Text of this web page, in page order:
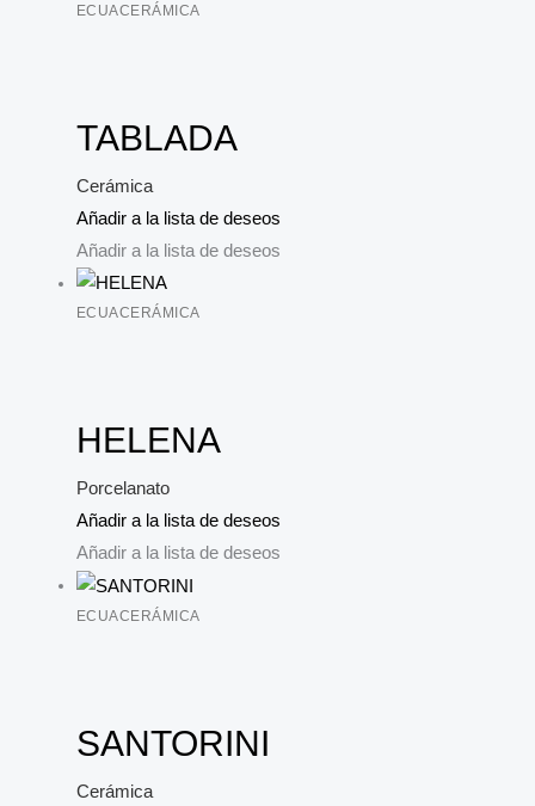
ECUACERÁMICA
TABLADA
Cerámica
Añadir a la lista de deseos
Añadir a la lista de deseos
ECUACERÁMICA
HELENA
Porcelanato
Añadir a la lista de deseos
Añadir a la lista de deseos
ECUACERÁMICA
SANTORINI
Cerámica